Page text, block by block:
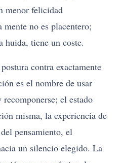
menor felicidad
mente no es placentero;
huida, tiene un coste.
contra exactamente
es el nombre de usar
el estado
misma, la experiencia de
pensamiento, el
un silencio elegido. La